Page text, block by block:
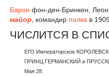
Барон фон-ден-Бринкен,
майор , командир полка в 1909
ЧИСЛИТСЯ В
ЕГО Императорское
ПРИНЦ ГЕРМАНСКИЙ и
Мая 28.